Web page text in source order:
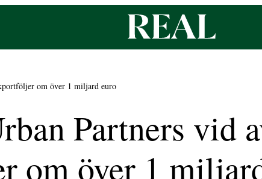
om över 1 miljard euro
Partners vid
om över 1